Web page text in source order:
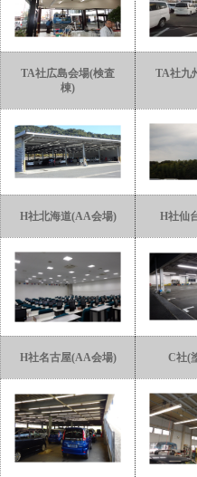
TA社広島会場(検査
棟)
TA社九
H社北海道(AA会場) H社仙
H社名古屋(AA会場) C社(